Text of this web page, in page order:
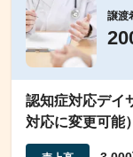
譲渡
認知症対応デイ
対応に変更可
従業員・造作・